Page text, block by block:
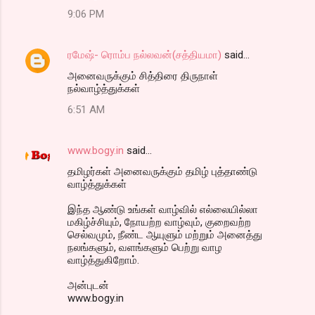
9:06 PM
ரமேஷ்- ரொம்ப நல்லவன்(சத்தியமா) said…
அனைவருக்கும் சித்திரை திருநாள்
நல்வாழ்த்துக்கள்
6:51 AM
www.bogy.in said…
தமிழர்கள் அனைவருக்கும் தமிழ் புத்தாண்டு
வாழ்த்துக்கள்
இந்த ஆண்டு உங்கள் வாழ்வில் எல்லையில்லா
மகிழ்ச்சியும், நோயற்ற வாழ்வும், குறைவற்ற
செல்வமும், நீண்ட ஆயுளும் மற்றும் அனைத்து
நலங்களும், வளங்களும் பெற்று வாழ
வாழ்த்துகிறோம்.
அன்புடன்
www.bogy.in